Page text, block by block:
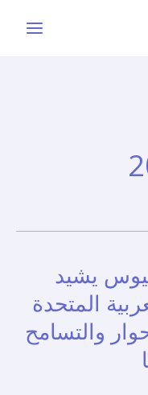
يشيد
المتحدة
والتسامح